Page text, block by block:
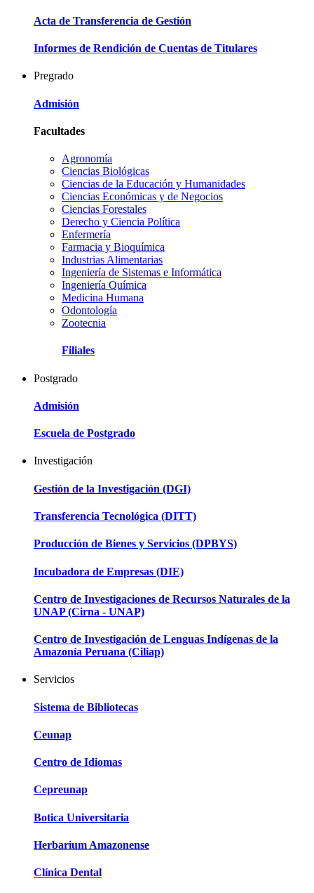
Acta de Transferencia de Gestión
Informes de Rendición de Cuentas de Titulares
Pregrado
Admisión
Facultades
Agronomía
Ciencias Biológicas
Ciencias de la Educación y Humanidades
Ciencias Económicas y de Negocios
Ciencias Forestales
Derecho y Ciencia Política
Enfermería
Farmacia y Bioquímica
Industrias Alimentarias
Ingeniería de Sistemas e Informática
Ingeniería Química
Medicina Humana
Odontología
Zootecnia
Filiales
Postgrado
Admisión
Escuela de Postgrado
Investigación
Gestión de la Investigación (DGI)
Transferencia Tecnológica (DITT)
Producción de Bienes y Servicios (DPBYS)
Incubadora de Empresas (DIE)
Centro de Investigaciones de Recursos Naturales de la
UNAP (Cirna - UNAP)
Centro de Investigación de Lenguas Indígenas de la
Amazonía Peruana (Ciliap)
Servicios
Sistema de Bibliotecas
Ceunap
Centro de Idiomas
Cepreunap
Botica Universitaria
Herbarium Amazonense
Clínica Dental